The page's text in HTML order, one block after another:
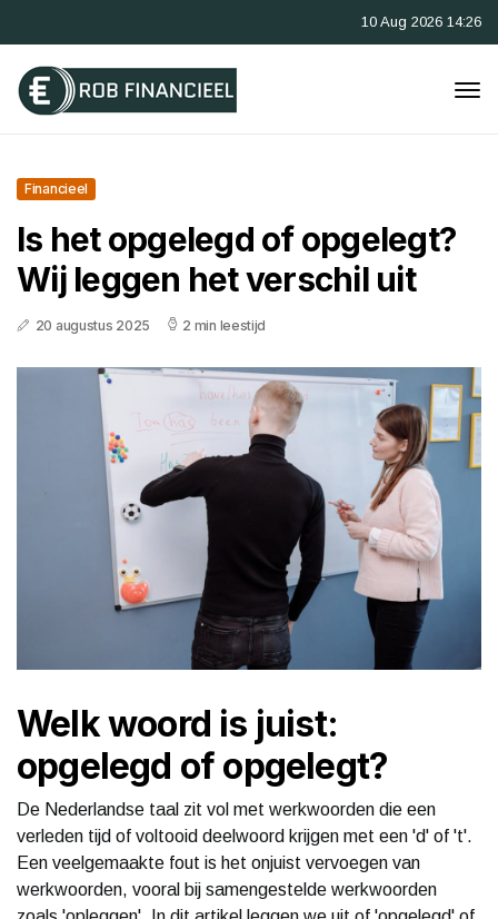
10 Aug 2026 14:26
Financieel
Is het opgelegd of opgelegt?
Wij leggen het verschil uit
20 augustus 2025 2 min leestijd
Welk woord is juist:
opgelegd of opgelegt?
De Nederlandse taal zit vol met werkwoorden die een
verleden tijd of voltooid deelwoord krijgen met een 'd' of 't'.
Een veelgemaakte fout is het onjuist vervoegen van
werkwoorden, vooral bij samengestelde werkwoorden